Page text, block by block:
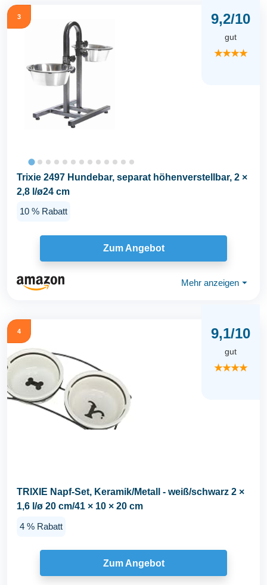
3 9,2/10
gut
★★★★
Trixie 2497 Hundebar, separat höhenverstellbar, 2 ×
2,8 l/ø24 cm
10 % Rabatt
Zum Angebot
Mehr anzeigen ⏷
4 9,1/10
gut
★★★★
TRIXIE Napf-Set, Keramik/Metall - weiß/schwarz 2 ×
1,6 l/ø 20 cm/41 × 10 × 20 cm
4 % Rabatt
Zum Angebot